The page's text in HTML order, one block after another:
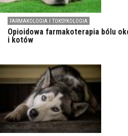
FARMAKOLOGIA I TOKSYKOLOGIA
Opioidowa farmakoterapia bólu
i kotów